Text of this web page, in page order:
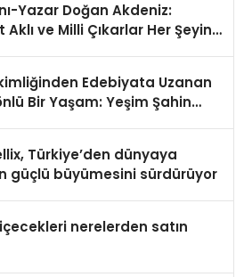
Yazar Doğan Akdeniz:
Aklı ve Milli Çıkarlar Her Şeyin
Edebiyata Uzanan
Bir Yaşam: Yeşim Şahin
Türkiye’den dünyaya
güçlü büyümesini sürdürüyor
nerelerden satın